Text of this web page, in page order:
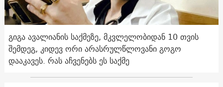
გიგა ავალიანის საქმეზე, მკვლელობიდან 10 თვის
შემდეგ, კიდევ ორი არასრულწლოვანი გოგო
დააკავეს. რას აჩვენებს ეს საქმე